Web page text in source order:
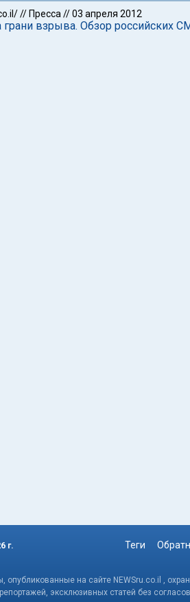
// Пресса //03 апреля 2012
грани взрыва. Обзор российских
г. Теги
опубликованные на сайте NEWSru.co.il ,
эксклюзивных статей без